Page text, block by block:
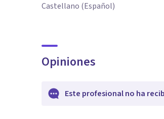
Castellano (Español)
Opiniones
Este profesional no ha